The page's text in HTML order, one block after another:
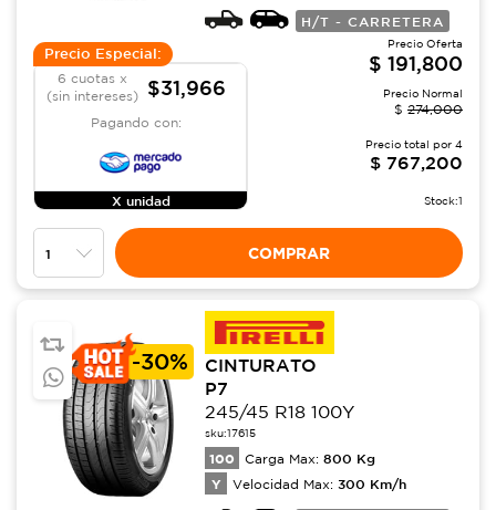
H/T - CARRETERA
Precio Especial:
6 cuotas x
(sin intereses)
$31,966
Pagando con:
X unidad
Precio Oferta
$ 191,800
Precio Normal
$ 274,000
Precio total por 4
$ 767,200
Stock:1
COMPRAR
-30%
CINTURATO
P7
245/45 R18 100Y
sku:17615
100 Carga Max: 800 Kg
Y Velocidad Max: 300 Km/h